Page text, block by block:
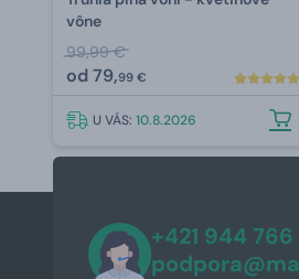
vône
99,99 €
od79,99 €
U VÁS: 10.8.2026
+421 944